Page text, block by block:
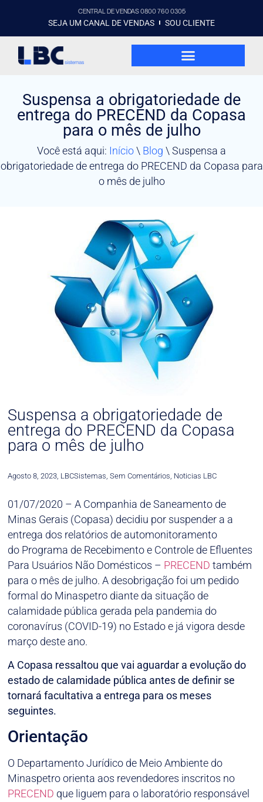
CENTRAL DE VENDAS 0800 760 0305
SEJA UM CANAL DE VENDAS SOU CLIENTE
Suspensa a obrigatoriedade de
entrega do PRECEND da Copasa
para o mês de julho
Você está aqui: Início\ Blog \ Suspensa a
obrigatoriedade de entrega do PRECEND da Copasa para
o mês de julho
Suspensa a obrigatoriedade de
entrega do PRECEND da Copasa
para o mês de julho
Agosto 8, 2023, LBCSistemas, Sem Comentários, Noticias LBC
01/07/2020 – A Companhia de Saneamento de
Minas Gerais (Copasa) decidiu por suspender a a
entrega dos relatórios de automonitoramento
do Programa de Recebimento e Controle de Efluentes
Para Usuários Não Domésticos – PRECEND também
para o mês de julho. A desobrigação foi um pedido
formal do Minaspetro diante da situação de
calamidade pública gerada pela pandemia do
coronavírus (COVID-19) no Estado e já vigora desde
março deste ano.
A Copasa ressaltou que vai aguardar a evolução do
estado de calamidade pública antes de definir se
tornará facultativa a entrega para os meses
seguintes.
Orientação
O Departamento Jurídico de Meio Ambiente do
Minaspetro orienta aos revendedores inscritos no
PRECEND que liguem para o laboratório responsável